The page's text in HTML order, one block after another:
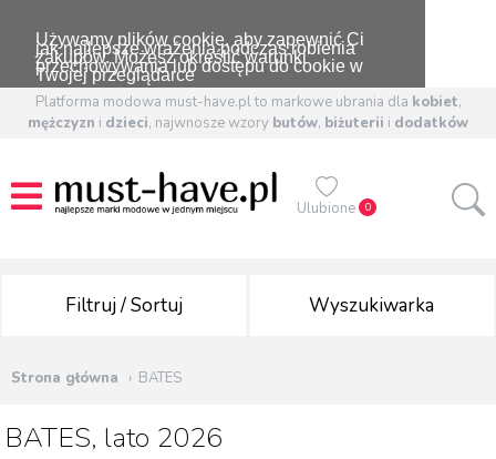
Używamy plików cookie, aby zapewnić Ci
jak najlepsze wrażenia podczas robienia
zakupów. Możesz określić warunki
przechowywania lub dostępu do cookie w
Twojej przeglądarce
Platforma modowa must-have.pl to markowe ubrania dla kobiet,
mężczyzn i dzieci, najwnosze wzory butów, biżuterii i dodatków
Ulubione 0
Filtruj / Sortuj Wyszukiwarka
Strona główna BATES
BATES, lato 2026